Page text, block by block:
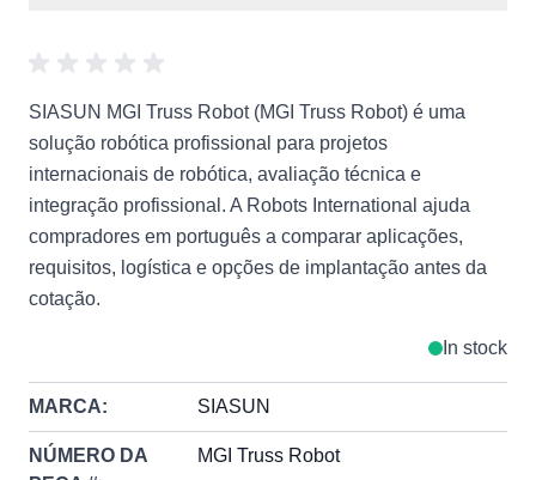
SIASUN MGI Truss Robot (MGI Truss Robot) é uma
solução robótica profissional para projetos
internacionais de robótica, avaliação técnica e
integração profissional. A Robots International ajuda
compradores em português a comparar aplicações,
requisitos, logística e opções de implantação antes da
cotação.
In stock
MARCA: SIASUN
NÚMERO DA
MGI Truss Robot